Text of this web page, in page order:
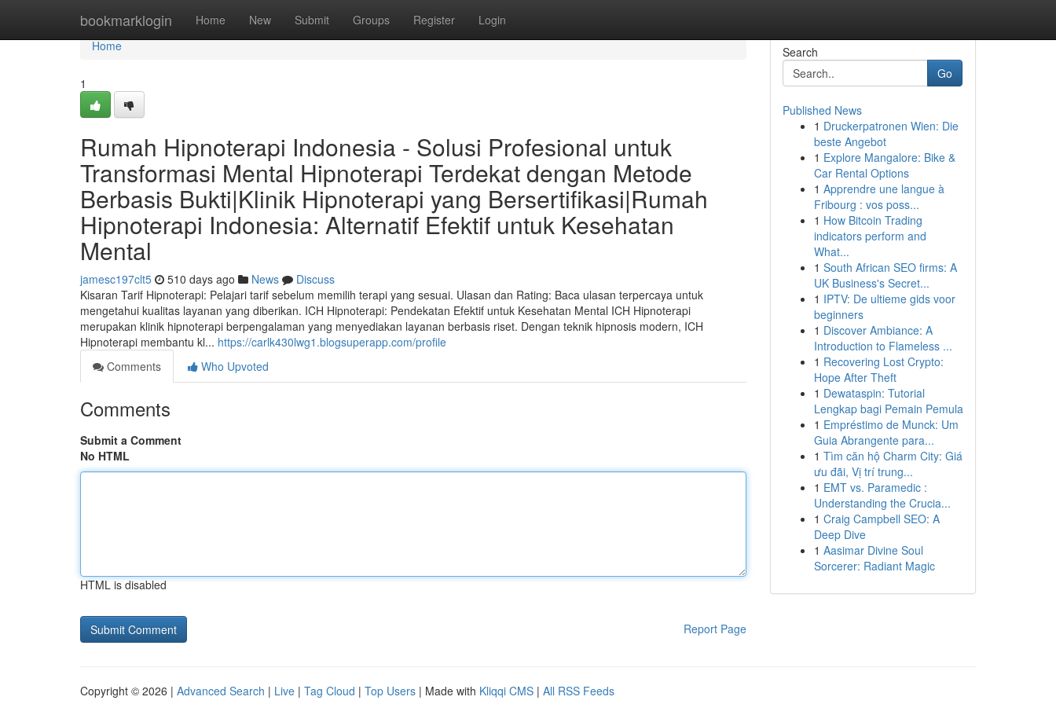
bookmarklogin Home New Submit Groups Register Login
Home
Home
1
Rumah Hipnoterapi Indonesia - Solusi Profesional untuk
Transformasi Mental Hipnoterapi Terdekat dengan Metode
Berbasis Bukti|Klinik Hipnoterapi yang Bersertifikasi|Rumah
Hipnoterapi Indonesia: Alternatif Efektif untuk Kesehatan
Mental
jamesc197clt5 510 days ago News
Discuss
Kisaran Tarif Hipnoterapi: Pelajari tarif sebelum memilih terapi yang sesuai. Ulasan dan Rating: Baca ulasan terpercaya untuk
mengetahui kualitas layanan yang diberikan. ICH Hipnoterapi: Pendekatan Efektif untuk Kesehatan Mental ICH Hipnoterapi
merupakan klinik hipnoterapi berpengalaman yang menyediakan layanan berbasis riset. Dengan teknik hipnosis modern, ICH
Hipnoterapi membantu kl... https://carlk430lwg1.blogsuperapp.com/profile
Comments
Who Upvoted
Comments
Submit a Comment
No HTML
HTML is disabled
Report Page
Search
Go
Published News
1 Druckerpatronen Wien: Die
beste Angebot
1 Explore Mangalore: Bike &
Car Rental Options
1 Apprendre une langue à
Fribourg : vos poss...
1 How Bitcoin Trading
indicators perform and
What...
1 South African SEO firms: A
UK Business's Secret...
1 IPTV: De ultieme gids voor
beginners
1 Discover Ambiance: A
Introduction to Flameless ...
1 Recovering Lost Crypto:
Hope After Theft
1 Dewataspin: Tutorial
Lengkap bagi Pemain Pemula
1 Empréstimo de Munck: Um
Guia Abrangente para...
1 Tìm căn hộ Charm City: Giá
ưu đãi, Vị trí trung...
1 EMT vs. Paramedic :
Understanding the Crucia...
1 Craig Campbell SEO: A
Deep Dive
1 Aasimar Divine Soul
Sorcerer: Radiant Magic
Copyright © 2026 | Advanced Search | Live | Tag Cloud | Top Users | Made with Kliqqi CMS | All RSS Feeds